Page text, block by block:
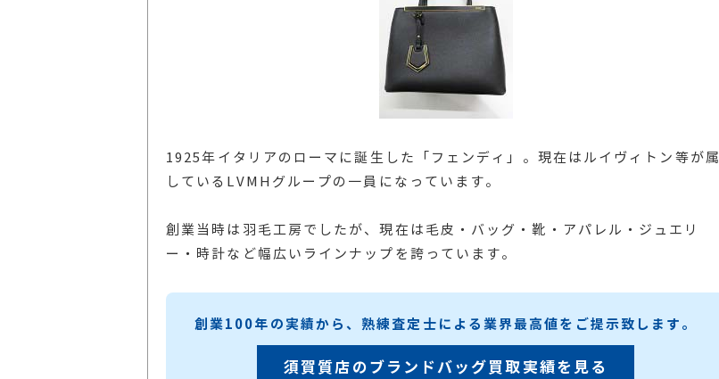
1925年イタリアのローマに誕生した「フェンディ」。現在はルイヴィトン等が属
しているLVMHグループの一員になっています。
創業当時は羽毛工房でしたが、現在は毛皮・バッグ・靴・アパレル・ジュエリ
ー・時計など幅広いラインナップを誇っています。
創業100年の実績から、熟練査定士による業界最高値をご提示致します。
須賀質店のブランドバッグ買取実績を見る